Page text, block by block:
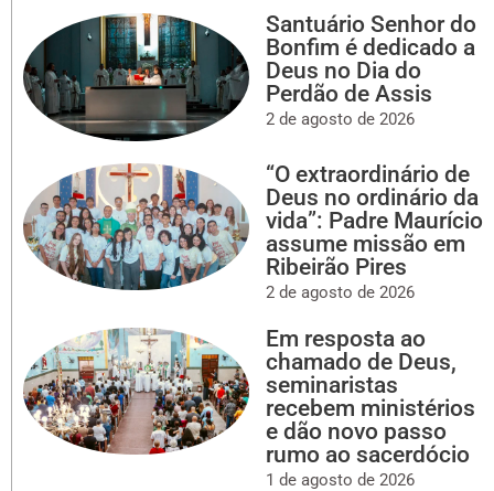
Santuário Senhor do
Bonfim é dedicado a
Deus no Dia do
Perdão de Assis
2 de agosto de 2026
“O extraordinário de
Deus no ordinário da
vida”: Padre Maurício
assume missão em
Ribeirão Pires
2 de agosto de 2026
Em resposta ao
chamado de Deus,
seminaristas
recebem ministérios
e dão novo passo
rumo ao sacerdócio
1 de agosto de 2026